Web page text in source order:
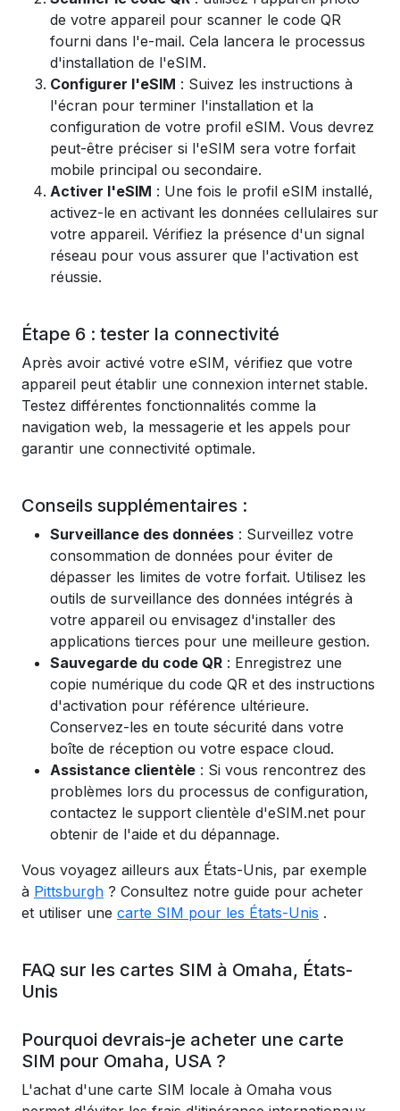
de votre appareil pour scanner le code QR
fourni dans l'e-mail. Cela lancera le processus
d'installation de l'eSIM.
Configurer l'eSIM : Suivez les instructions à
l'écran pour terminer l'installation et la
configuration de votre profil eSIM. Vous devrez
peut-être préciser si l'eSIM sera votre forfait
mobile principal ou secondaire.
Activer l'eSIM : Une fois le profil eSIM installé,
activez-le en activant les données cellulaires sur
votre appareil. Vérifiez la présence d'un signal
réseau pour vous assurer que l'activation est
réussie.
Étape 6 : tester la connectivité
Après avoir activé votre eSIM, vérifiez que votre
appareil peut établir une connexion internet stable.
Testez différentes fonctionnalités comme la
navigation web, la messagerie et les appels pour
garantir une connectivité optimale.
Conseils supplémentaires :
Surveillance des données : Surveillez votre
consommation de données pour éviter de
dépasser les limites de votre forfait. Utilisez les
outils de surveillance des données intégrés à
votre appareil ou envisagez d'installer des
applications tierces pour une meilleure gestion.
Sauvegarde du code QR : Enregistrez une
copie numérique du code QR et des instructions
d'activation pour référence ultérieure.
Conservez-les en toute sécurité dans votre
boîte de réception ou votre espace cloud.
Assistance clientèle : Si vous rencontrez des
problèmes lors du processus de configuration,
contactez le support clientèle d'eSIM.net pour
obtenir de l'aide et du dépannage.
Vous voyagez ailleurs aux États-Unis, par exemple
à Pittsburgh ? Consultez notre guide pour acheter
et utiliser une carte SIM pour les États-Unis .
FAQ sur les cartes SIM à Omaha, États-
Unis
Pourquoi devrais-je acheter une carte
SIM pour Omaha, USA ?
L'achat d'une carte SIM locale à Omaha vous